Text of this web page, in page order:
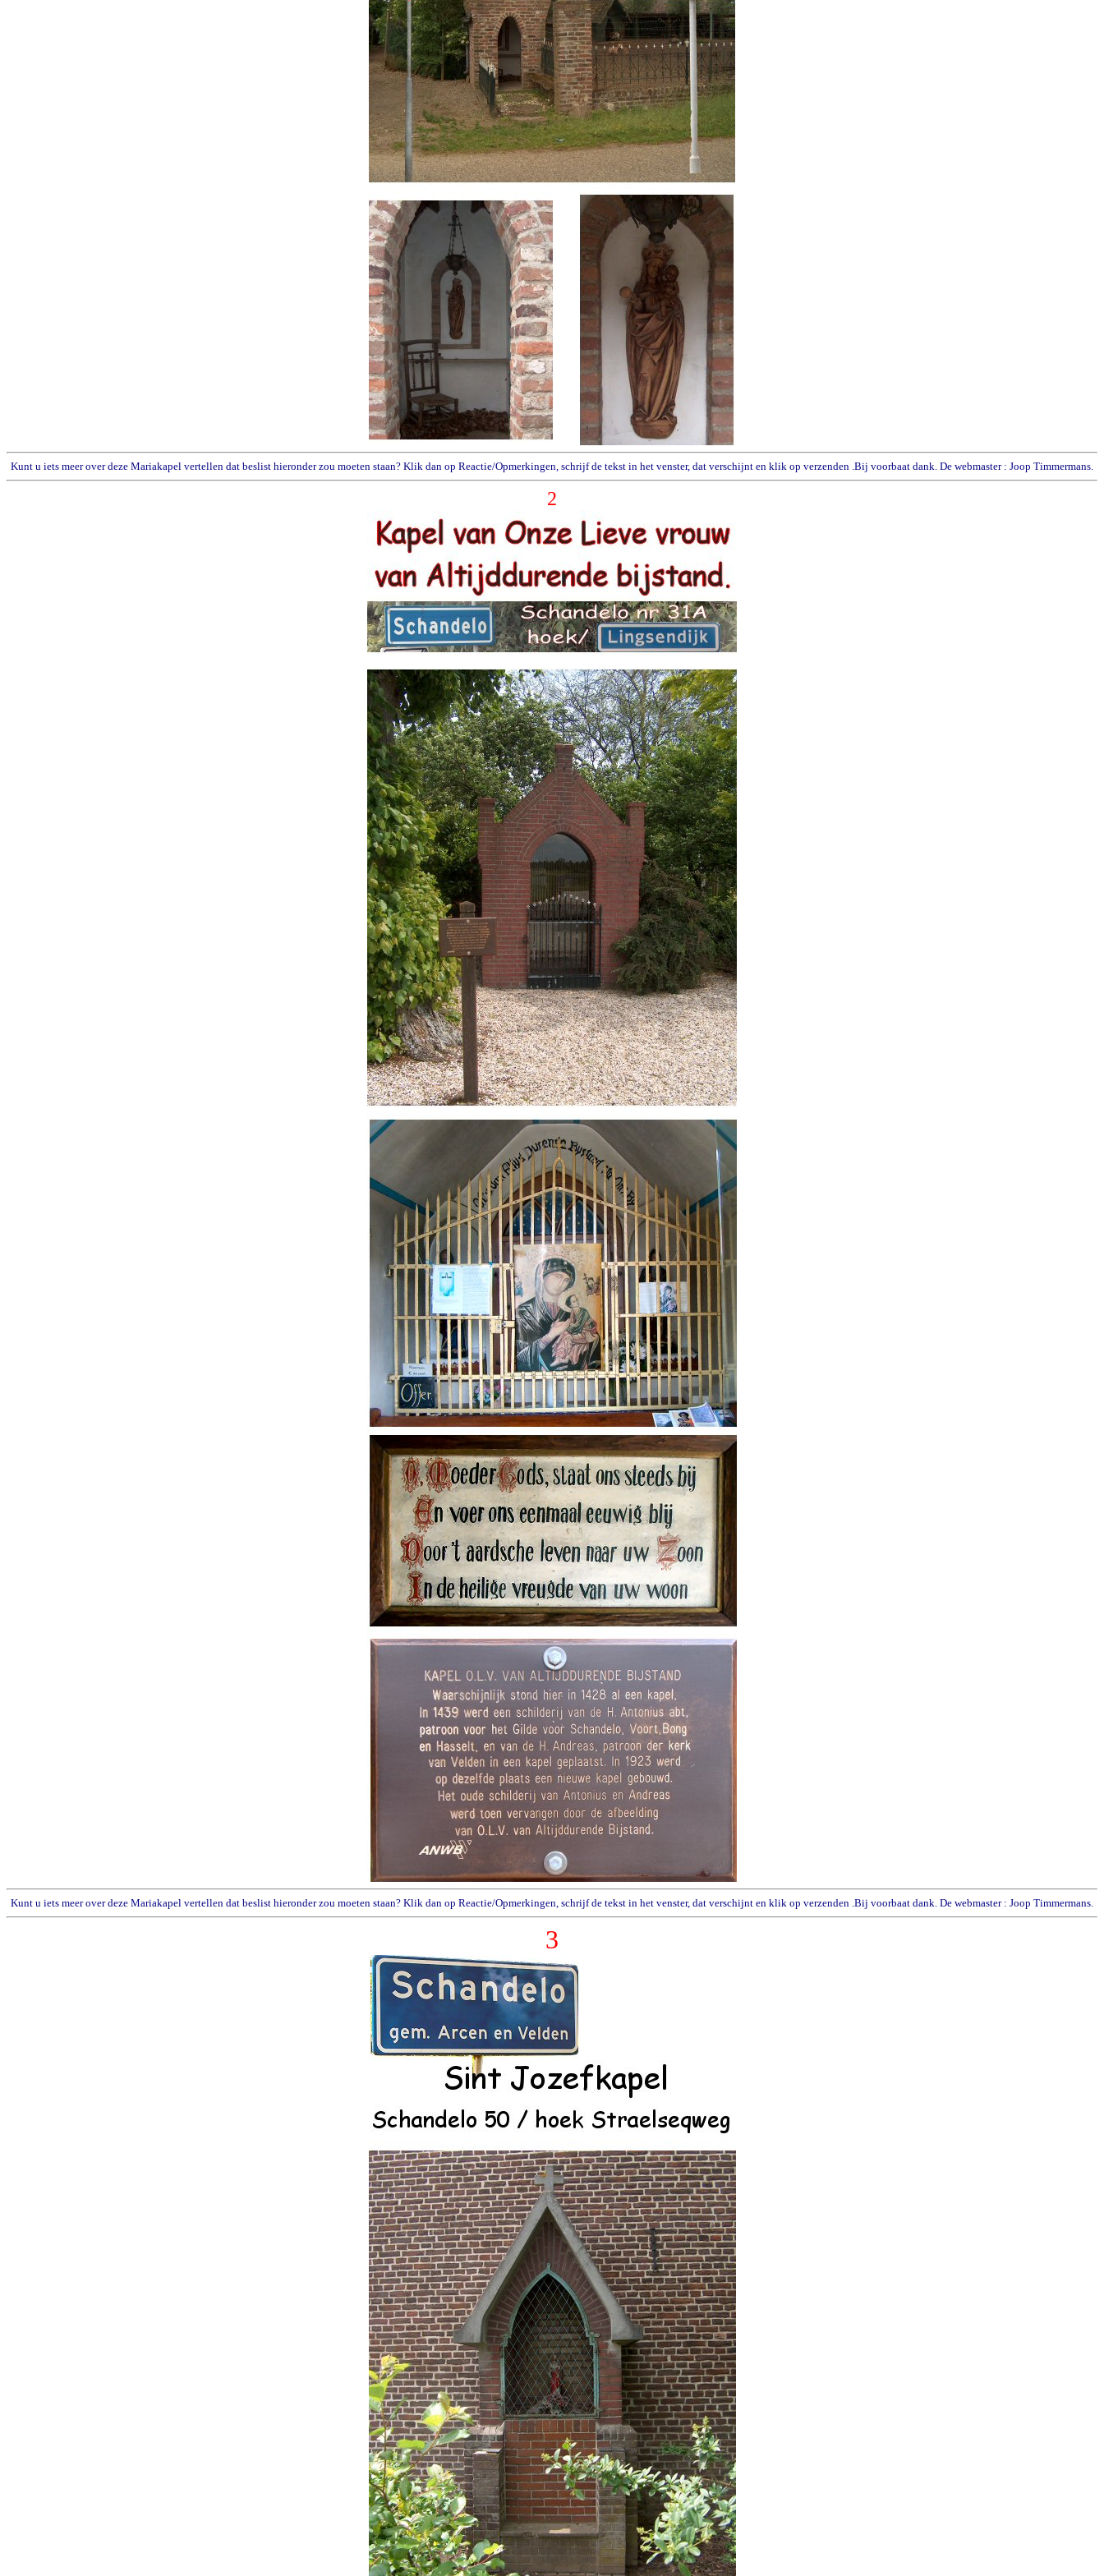
Kunt u iets meer over deze Mariakapel vertellen dat beslist hieronder zou moeten staan? Klik dan op Reactie/Opmerkingen, schrijf de tekst in het venster, dat verschijnt en klik op verzenden .Bij voorbaat dank. De webmaster : Joop Timmermans.
2
Kunt u iets meer over deze Mariakapel vertellen dat beslist hieronder zou moeten staan? Klik dan op Reactie/Opmerkingen, schrijf de tekst in het venster, dat verschijnt en klik op verzenden .Bij voorbaat dank. De webmaster : Joop Timmermans.
3